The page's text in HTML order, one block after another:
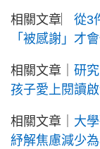
相關文章︳ 從3
「被感謝」才
相關文章｜ 研
孩子愛上閱讀
相關文章｜ 大
紓解焦慮減少